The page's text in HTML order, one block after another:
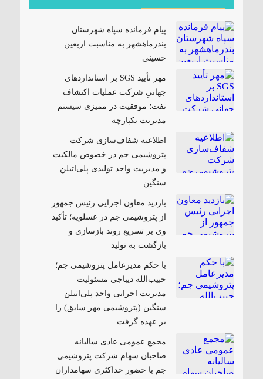
پیام فرمانده سپاه شهرستان
بندرماهشهر به مناسبت اربعین
حسینی
مهر تأیید SGS بر استانداردهای
جهانیِ شرکت عملیات اکتشاف
نفت؛ موفقیت در ممیزی سیستم
مدیریت یکپارچه
اطلاعیه شفاف‌سازی شرکت
پتروشیمی جم در خصوص مالکیت
و مدیریت واحد تولیدی پلی‌اتیلن
سنگین
بازدید معاون اجرایی رئیس جمهور
از پتروشیمی جم در عسلویه؛ تأکید
وی بر تسریع روند بازسازی و
بازگشت به تولید
با حکم مدیرعامل پتروشیمی جم؛
حبیب‌الله دیباجی مسئولیت
مدیریت اجرایی واحد پلی‌اتیلن
سنگین (پتروشیمی مهر سابق) را
بر عهده گرفت
مجمع عمومی عادی سالیانه
صاحبان سهام شرکت پتروشیمی
جم با حضور حداکثری سهامداران